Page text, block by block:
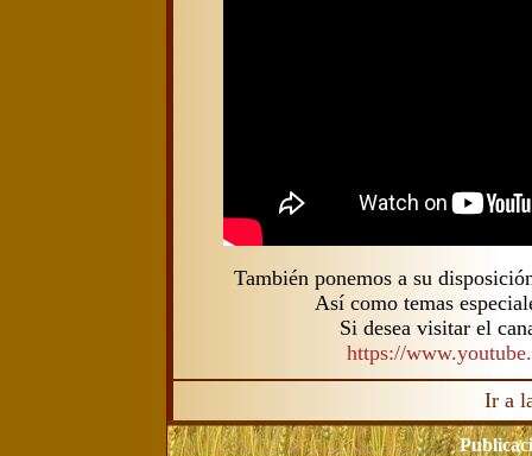
También ponemos a su
Así como temas
Si desea visitar el
https://
Ir a